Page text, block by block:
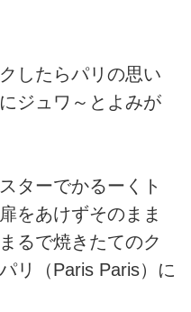
したらパリの思い
ジュワ～とよみが
ターでかるーくト
をあけずそのまま
るで焼きたてのク
リ（Paris Paris）に